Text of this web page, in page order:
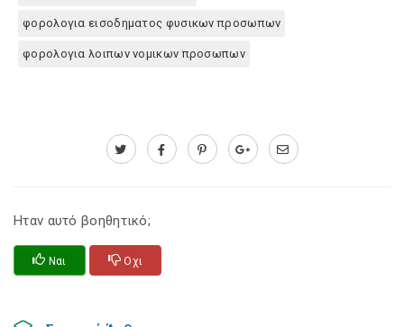
φορολογια εισοδηματος φυσικων προσωπων
φορολογια λοιπων νομικων προσωπων
Ηταν αυτό βοηθητικό;
Ναι Οχι